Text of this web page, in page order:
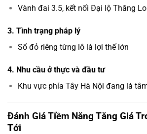
Vành đai 3.5, kết nối Đại lộ Thăng
3. Tình trạng pháp lý
Sổ đỏ riêng từng lô là lợi thế lớn
4. Nhu cầu ở thực và đầu tư
Khu vực phía Tây Hà Nội đang là
Đánh Giá Tiềm Năng Tăng Giá
Tới